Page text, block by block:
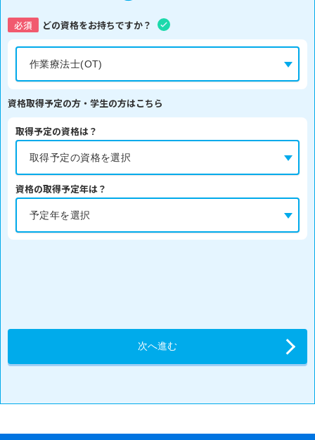
必須 どの資格をお持ちですか？
資格取得予定の方・学生の方はこちら
取得予定の資格は？
資格の取得予定年は？